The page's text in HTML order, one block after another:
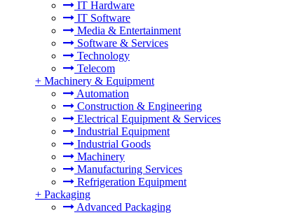
IT Hardware
IT Software
Media & Entertainment
Software & Services
Technology
Telecom
+ Machinery & Equipment
Automation
Construction & Engineering
Electrical Equipment & Services
Industrial Equipment
Industrial Goods
Machinery
Manufacturing Services
Refrigeration Equipment
+ Packaging
Advanced Packaging